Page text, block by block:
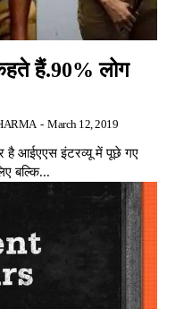
हैं.90% लोग
- March 12, 2019
है आईएएस इंटरव्यू में पूछे गए
बल्कि...